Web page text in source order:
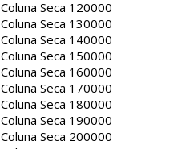
Seca 120000
Seca 130000
Seca 140000
Seca 150000
Seca 160000
Seca 170000
Seca 180000
Seca 190000
Seca 200000